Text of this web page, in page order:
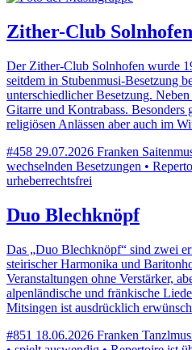
Zither-Club Solnhofen
Der Zither-Club Solnhofen wurde
seitdem in Stubenmusi-Besetzung
unterschiedlicher Besetzung.
Gitarre und Kontrabass. Besonders
religiösen Anlässen aber auch im
#458 29.07.2026 Franken
wechselnden Besetzungen •
urheberrechtsfrei
Duo Blechknöpf
Das „Duo Blechknöpf“ sind zwei
steirischer Harmonika und
Veranstaltungen ohne Verstärker,
alpenländische und fränkische
Mitsingen ist ausdrücklich
#851 18.06.2026 Franken